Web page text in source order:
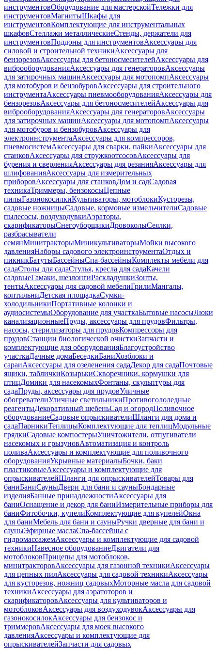
инструментовОборудование для мастерскойТележки для
инструментовМагнитыШкафы для
инструментовКомплектующие для инструментальных
шкафовСтеллажи металлическиеСтенды, держатели для
инструментовПоддоны для инструментовАксессуары для
силовой и строительной техникиАксессуары для
бензорезовАксессуары для бетоносмесителейАксессуары для
виброоборудованияАксессуары для генераторовАксессуары
для затирочных машинАксессуары для мотопомпАксессуары
для мотобуров и бензобуровАксессуары для строительного
инструментаАксессуары пневмооборудованияАксессуары для
бензорезовАксессуары для бетоносмесителейАксессуары для
виброоборудованияАксессуары для генераторовАксессуары
для затирочных машинАксессуары для мотопомпАксессуары
для мотобуров и бензобуровАксессуары для
электроинструментаАксессуары для компрессоров,
пневмосистемАксессуары для сварки, пайкиАксессуары для
станковАксессуары для стружкоотсосовАксессуары для
бурения и сверленияАксессуары для резанияАксессуары для
шлифованияАксессуары для измерительных
приборовАксессуары для станковДом и садСадовая
техникаТриммеры, бензокосыЦепные
пилыГазонокосилкиКультиваторы, мотоблокиКусторезы,
садовые ножницыСадовые, кормовые измельчителиСадовые
пылесосы, воздуходувкиАэраторы,
скарификаторыСнегоуборщикиДровоколыСеялки,
разбрасыватели
семянМинитракторыМиникультиваторыМойки высокого
давленияНаборы садового электроинструментаОтдых и
пикникБатутыБассейныСпа-бассейныКомплекты мебели для
садаСтолы для садаСтулья, кресла для садаКачели
садовыеГамаки, шезлонгиРаскладушкиЗонты,
тентыАксессуары для садовой мебелиГрилиМангалы,
коптильниДетская площадкаСумки-
холодильникиПортативные колонки и
аудиосистемыОборудование для участкаБытовые насосыЛюки
канализационныеПруды, аксессуары для прудовФильтры,
насосы, стерилизаторы для прудовКомпрессоры для
прудовСтанции биологической очисткиЗапчасти и
комплектующие для оборудованияБлагоустройство
участкаДачные домаБеседкиБаниХозблоки и
сараиАксессуары для озеленения садаДекор для садаПочтовые
ящики, табличкиКозырькиСкворечники, кормушки для
птицДомики для насекомыхФонтаны, скульптуры для
садаПруды, аксессуары для прудовУличные
обогревателиУличные светильникиПротивогололедные
реагентыДекоративный щебеньСад и огородПоливочное
оборудованиеСадовые опрыскивателиШланги для дома и
садаПарникиТеплицыКомплектующие для теплицМодульные
грядкиСадовые компостерыУничтожители, отпугиватели
насекомых и грызуновАвтоматизация и контроль
поливаАксессуары и комплектующие для поливочного
оборудованияУкрывные материалыБочки, баки
пластиковыеАксессуары и комплектующие для
опрыскивателейШланги для опрыскивателейТовары для
баниБаниСауныДвери для бани и сауныБондарные
изделияБанные принадлежностиАксессуары для
баниОснащение и декор для баниИзмерительные приборы для
баниФитобочки, купелиКомплектующие для купелейОкна
для баниМебель для бани и сауныРучки дверные для бани и
сауныЭфирные маслаСпа-бассейны с
гидромассажемАксессуары и комплектующие для садовой
техникиНавесное оборудованиеДвигатели для
мотоблоковПрицепы для мотоблоков,
минитракторовАксессуары для газонной техникиАксессуары
для цепных пилАксессуары для садовой техникиАксессуары
для кусторезов, ножниц садовыхМоторные масла для садовой
техникиАксессуары для аэратоторов и
скарификаторовАксессуары для культиваторов и
мотоблоковАксессуары для воздуходувокАксессуары для
газонокосилокАксессуары для бензокос и
триммеровАксессуары для моек высокого
давленияАксессуары и комплектующие для
опрыскивателейЗапчасти для садовых